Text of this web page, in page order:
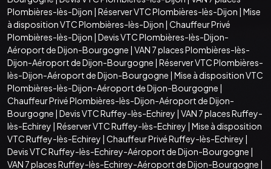
Plombières-lès-Dijon | Réserver VTC Plombières-lès-Dijon | Mise
à disposition VTC Plombières-lès-Dijon | Chauffeur Privé
Plombières-lès-Dijon | Devis VTC Plombières-lès-Dijon-
Aéroport de Dijon-Bourgogne | VAN 7 places Plombières-lès-
Dijon-Aéroport de Dijon-Bourgogne | Réserver VTC Plombières-
lès-Dijon-Aéroport de Dijon-Bourgogne | Mise à disposition VTC
Plombières-lès-Dijon-Aéroport de Dijon-Bourgogne |
Chauffeur Privé Plombières-lès-Dijon-Aéroport de Dijon-
Bourgogne | Devis VTC Ruffey-lès-Echirey | VAN 7 places Ruffey-
lès-Echirey | Réserver VTC Ruffey-lès-Echirey | Mise à disposition
VTC Ruffey-lès-Echirey | Chauffeur Privé Ruffey-lès-Echirey |
Devis VTC Ruffey-lès-Echirey-Aéroport de Dijon-Bourgogne |
VAN 7 places Ruffey-lès-Echirey-Aéroport de Dijon-Bourgogne |